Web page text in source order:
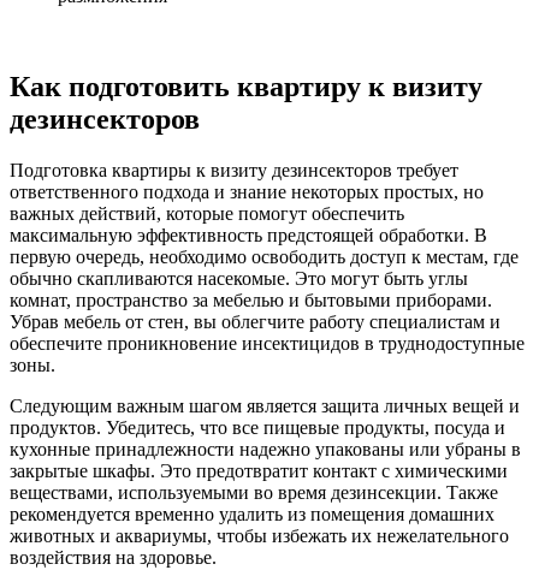
Как подготовить квартиру к визиту
дезинсекторов
Подготовка квартиры к визиту дезинсекторов требует
ответственного подхода и знание некоторых простых, но
важных действий, которые помогут обеспечить
максимальную эффективность предстоящей обработки. В
первую очередь, необходимо освободить доступ к местам, где
обычно скапливаются насекомые. Это могут быть углы
комнат, пространство за мебелью и бытовыми приборами.
Убрав мебель от стен, вы облегчите работу специалистам и
обеспечите проникновение инсектицидов в труднодоступные
зоны.
Следующим важным шагом является защита личных вещей и
продуктов. Убедитесь, что все пищевые продукты, посуда и
кухонные принадлежности надежно упакованы или убраны в
закрытые шкафы. Это предотвратит контакт с химическими
веществами, используемыми во время дезинсекции. Также
рекомендуется временно удалить из помещения домашних
животных и аквариумы, чтобы избежать их нежелательного
воздействия на здоровье.